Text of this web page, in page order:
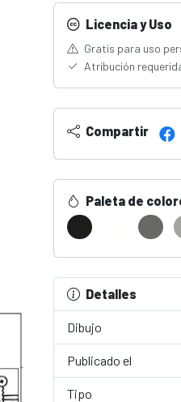
Licencia y Uso
Gratis para uso
Atribución
Compartir
Paleta de
Detalles
Dibujo
Publicado el
Tipo